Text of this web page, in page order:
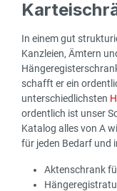
In einem gut
Kanzleien, Ämtern
schafft er ein
unterschiedlichsten
ordentlich ist unser
Katalog alles von A
für jeden Bedarf und
Aktenschrank